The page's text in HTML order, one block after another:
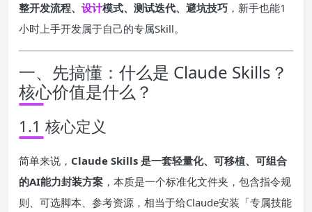
整开发流程、 设计模式、测试迭代、避坑技巧 ，新手也能1
小时上手开发属于自己的专属Skill。
一、先搞懂：什么是 Claude Skills？
核心价值是什么？
1.1 核心定义
简单来说， Claude Skills 是一套轻量化、可移植、可组合
的AI能力封装方案 ，本质是一个标准化文件夹，包含指令规
则、可选脚本、参考资源，相当于给Claude安装「专属技能